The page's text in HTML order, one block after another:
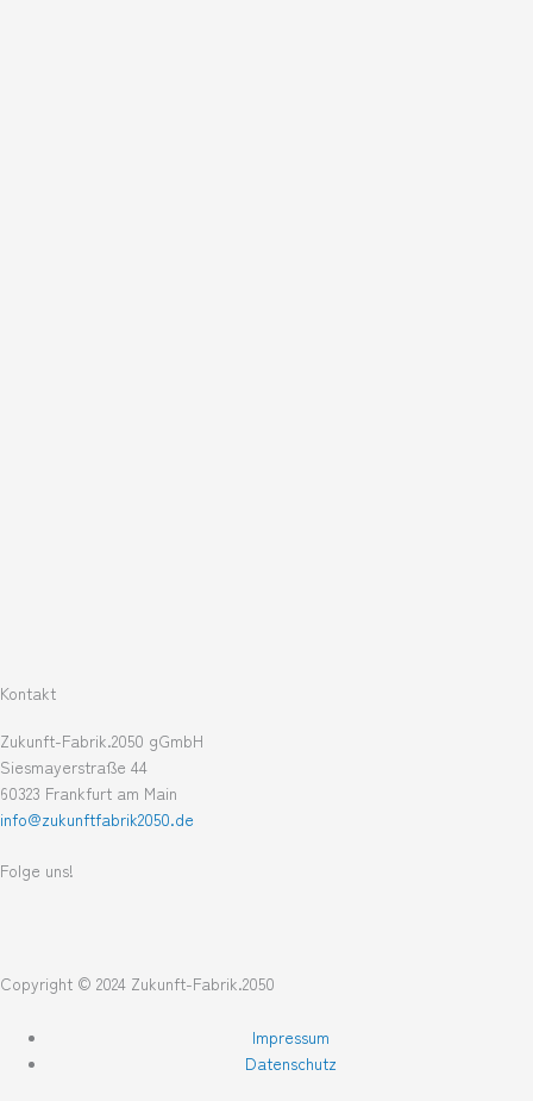
Kontakt
Zukunft-Fabrik.2050 gGmbH
Siesmayerstraße 44
60323 Frankfurt am Main
info@zukunftfabrik2050.de
Folge uns!
i
n
w
Copyright © 2024 Zukunft-Fabrik.2050
Impressum
Datenschutz